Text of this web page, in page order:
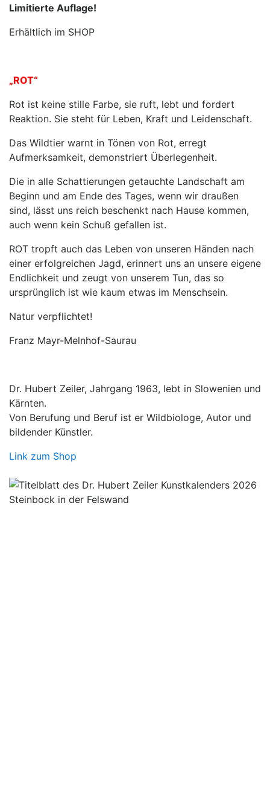
Limitierte Auflage!
Erhältlich im SHOP
„ROT“
Rot ist keine stille Farbe, sie ruft, lebt und fordert
Reaktion. Sie steht für Leben, Kraft und Leidenschaft.
Das Wildtier warnt in Tönen von Rot, erregt
Aufmerksamkeit, demonstriert Überlegenheit.
Die in alle Schattierungen getauchte Landschaft am
Beginn und am Ende des Tages, wenn wir draußen
sind, lässt uns reich beschenkt nach Hause kommen,
auch wenn kein Schuß gefallen ist.
ROT tropft auch das Leben von unseren Händen nach
einer erfolgreichen Jagd, erinnert uns an unsere eigene
Endlichkeit und zeugt von unserem Tun, das so
ursprünglich ist wie kaum etwas im Menschsein.
Natur verpflichtet!
Franz Mayr-Melnhof-Saurau
Dr. Hubert Zeiler, Jahrgang 1963, lebt in Slowenien und
Kärnten.
Von Berufung und Beruf ist er Wildbiologe, Autor und
bildender Künstler.
Link zum Shop